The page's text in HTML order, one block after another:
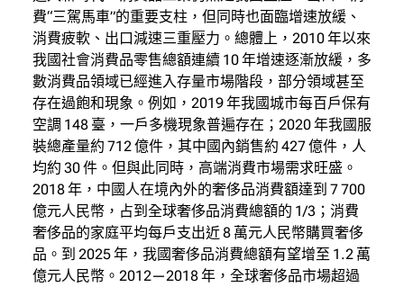
費“三駕馬車”的重要支柱，但同時也面臨增速放緩、
消費疲軟、出口減速三重壓力。總體上，2010 年以來
我國社會消費品零售總額連續 10 年增速逐漸放緩，多
數消費品領域已經進入存量市場階段，部分領域甚至
存在過飽和現象。例如，2019 年我國城市每百戶保有
空調 148 臺，一戶多機現象普遍存在；2020 年我國服
裝總產量約 712 億件，其中國內銷售約 427 億件，人
均約 30 件。但與此同時，高端消費市場需求旺盛。
2018 年，中國人在境內外的奢侈品消費額達到 7 700
億元人民幣，占到全球奢侈品消費總額的 1/3；消費
奢侈品的家庭平均每戶支出近 8 萬元人民幣購買奢侈
品。到 2025 年，我國奢侈品消費總額有望增至 1.2 萬
億元人民幣。2012—2018 年，全球奢侈品市場超過